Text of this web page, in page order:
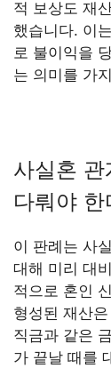
적 보상도 재
했습니다. 이
로 불이익을
는 의미를 가
사실혼
다뤄야
이 판례는 사
대해 미리 대
적으로 혼인
형성된 재산
직금과 같은
가 끝날 때를